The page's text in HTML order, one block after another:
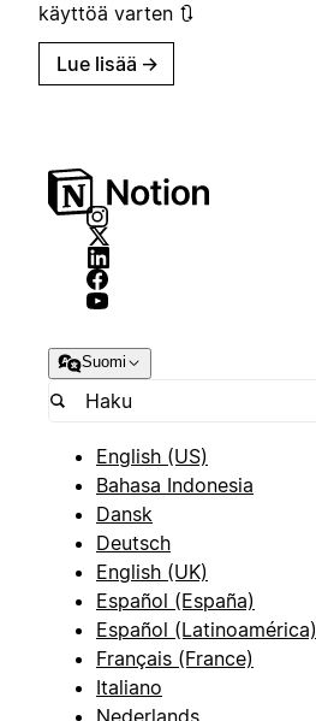
käyttöä varten 🔃
Lue lisää →
Suomi
English (US)
Bahasa Indonesia
Dansk
Deutsch
English (UK)
Español (España)
Español (Latinoamérica)
Français (France)
Italiano
Nederlands